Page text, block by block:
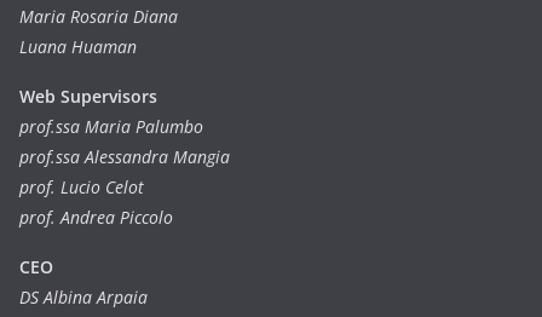
Maria Rosaria Diana
Luana Huaman
Web Supervisors
prof.ssa Maria Palumbo
prof.ssa Alessandra Mangia
prof. Lucio Celot
prof. Andrea Piccolo
CEO
DS Albina Arpaia